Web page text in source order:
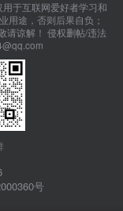
于互联网爱好者学习和
用途，否则后果自负；
请谅解！ 侵权删帖/违法
号